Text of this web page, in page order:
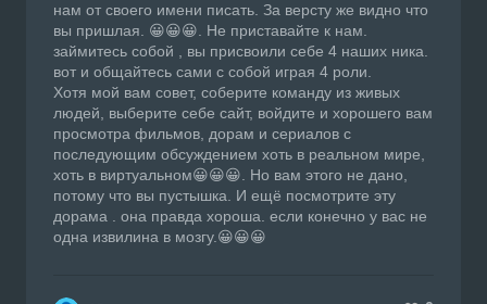
нам от своего имени писать. За версту же видно что
вы пришлая. 😀😀😀. Не приставайте к нам.
займитесь собой , вы присвоили себе 4 наших ника.
вот и общайтесь сами с собой играя 4 роли.
Хотя мой вам совет, соберите команду из живых
людей, выберите себе сайт, войдите и хорошего вам
просмотра фильмов, дорам и сериалов с
последующим обсуждением хоть в реальном мире,
хоть в виртуальном😀😀😀. Но вам этого не дано,
потому что вы пустышка. И ещё посмотрите эту
дорама . она правда хороша. если конечно у вас не
одна извилина в мозгу.😀😀😀